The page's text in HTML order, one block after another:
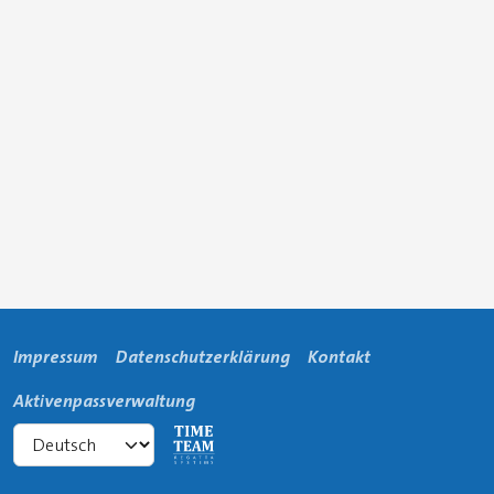
Impressum Datenschutzerklärung
Kontakt
Aktivenpassverwaltung